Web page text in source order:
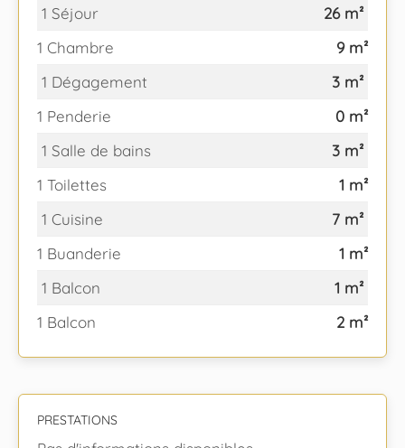
1 Séjour
26 m²
1 Chambre
9 m²
1 Dégagement
3 m²
1 Penderie
0 m²
1 Salle de bains
3 m²
1 Toilettes
1 m²
1 Cuisine
7 m²
1 Buanderie
1 m²
1 Balcon
1 m²
1 Balcon
2 m²
PRESTATIONS